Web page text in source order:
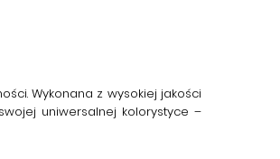
Wykonana z wysokiej jakości
uniwersalnej kolorystyce –